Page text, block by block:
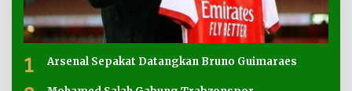
1 Arsenal Sepakat Datangkan Bruno Guimaraes